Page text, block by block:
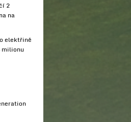
2
na
elektřině
milionu